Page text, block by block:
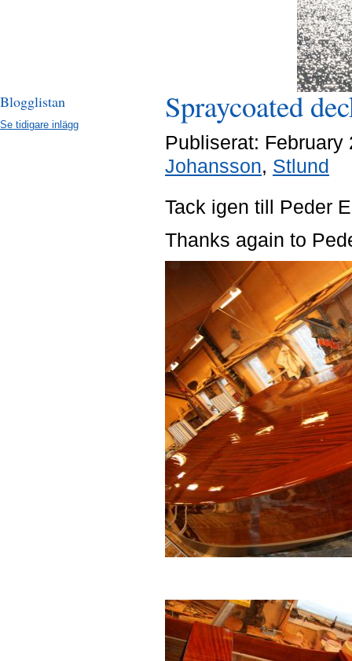
Blogglistan
Se tidigare inlägg Spraycoated
Publiserat:
Johansson, Stlund
Tack igen till Peder
Thanks again to